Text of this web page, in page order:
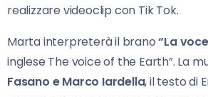
realizzare videoclip con Tik Tok.
Marta interpreterà il brano“La
inglese The voice of the Earth”. La
Fasano e Marco Iardella, il testo di